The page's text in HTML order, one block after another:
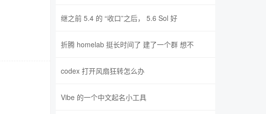
继之前 5.4 的 “收口”之后， 5.6 Sol 好
折腾 homelab 挺长时间了 建了一个群 想不
codex 打开风扇狂转怎么办
Vibe 的一个中文起名小工具